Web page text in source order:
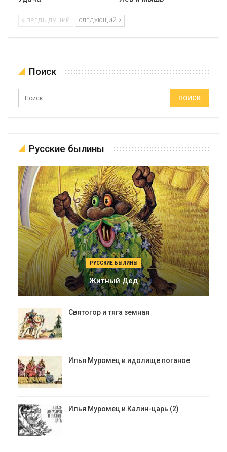
ПРЕДЫДУЩИЙ СЛЕДУЮЩИЙ
Поиск
Русские былины
РУССКИЕ БЫЛИНЫ
Житный Дед
Святогор и тяга земная
Илья Муромец и идолище поганое
Илья Муромец и Калин-царь (2)